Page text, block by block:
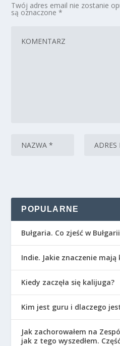
Twój adres email nie zostanie
są oznaczone*
POPULARNE
Bułgaria. Co zjeść w
Indie. Jakie znaczenie mają
Kiedy zaczęła się kalijuga?
Kim jest guru i dlaczego
Jak zachorowałem na
jak z tego wyszedłem.